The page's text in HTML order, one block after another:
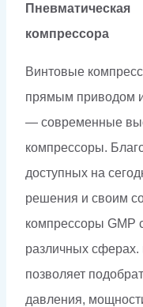
компрессора
Винтовые
прямым приводом
— современные
компрессоры.
доступных на
решения и своим
компрессоры GMP
различных
позволяет
давления,